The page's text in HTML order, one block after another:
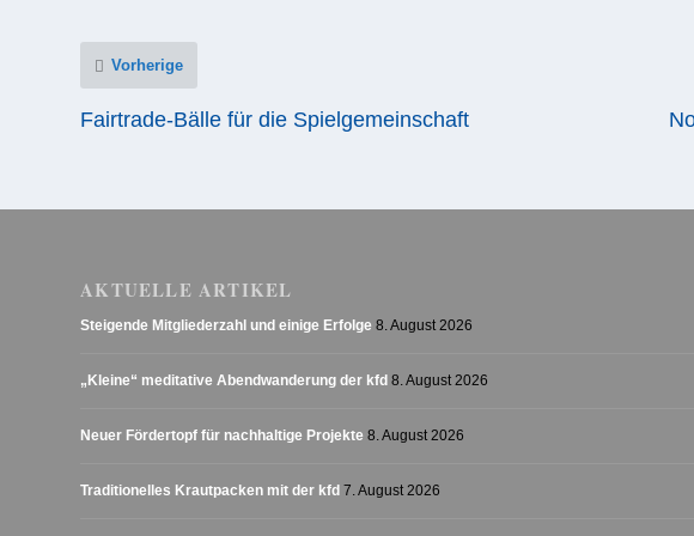
Vorherige
Fairtrade-Bälle für die Spielgemeinschaft
AKTUELLE ARTIKEL
Steigende Mitgliederzahl und einige Erfolge 8. August 2026
„Kleine“ meditative Abendwanderung der kfd 8. August 2026
Neuer Fördertopf für nachhaltige Projekte 8. August 2026
Traditionelles Krautpacken mit der kfd 7. August 2026